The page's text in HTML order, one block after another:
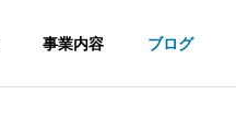
事業内容 ブログ